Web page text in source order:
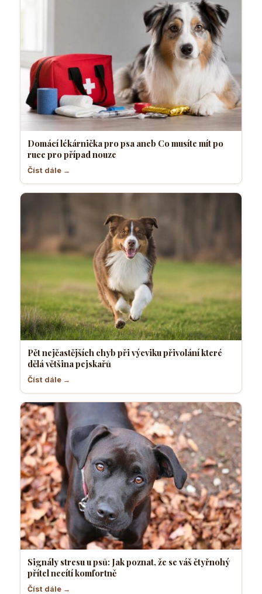
Domácí lékárnička pro psa aneb Co musíte mít po
ruce pro případ nouze
Číst dále →
Pět nejčastějších chyb při výcviku přivolání které
dělá většina pejskařů
Číst dále →
Signály stresu u psů: Jak poznat, že se váš čtyřnohý
přítel necítí komfortně
Číst dále →